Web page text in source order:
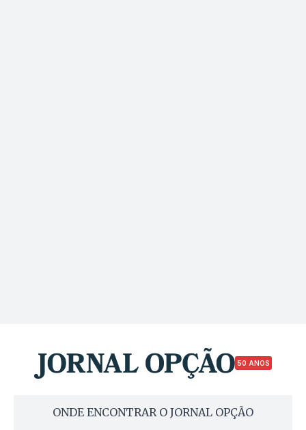
50 ANOS
ONDE ENCONTRAR O JORNAL OPÇÃO